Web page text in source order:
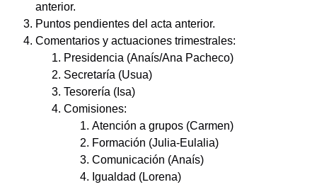
anterior.
Puntos pendientes del acta anterior.
Comentarios y actuaciones trimestrales:
Presidencia (Anaís/Ana Pacheco)
Secretaría (Usua)
Tesorería (Isa)
Comisiones:
Atención a grupos (Carmen)
Formación (Julia-Eulalia)
Comunicación (Anaís)
Igualdad (Lorena)